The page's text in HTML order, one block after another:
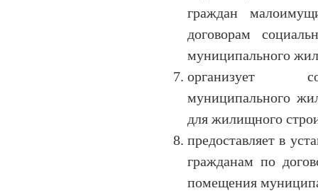
граждан
договорам
муниципального
организует
муниципального
для жилищного
предоставляет в
гражданам по
помещения